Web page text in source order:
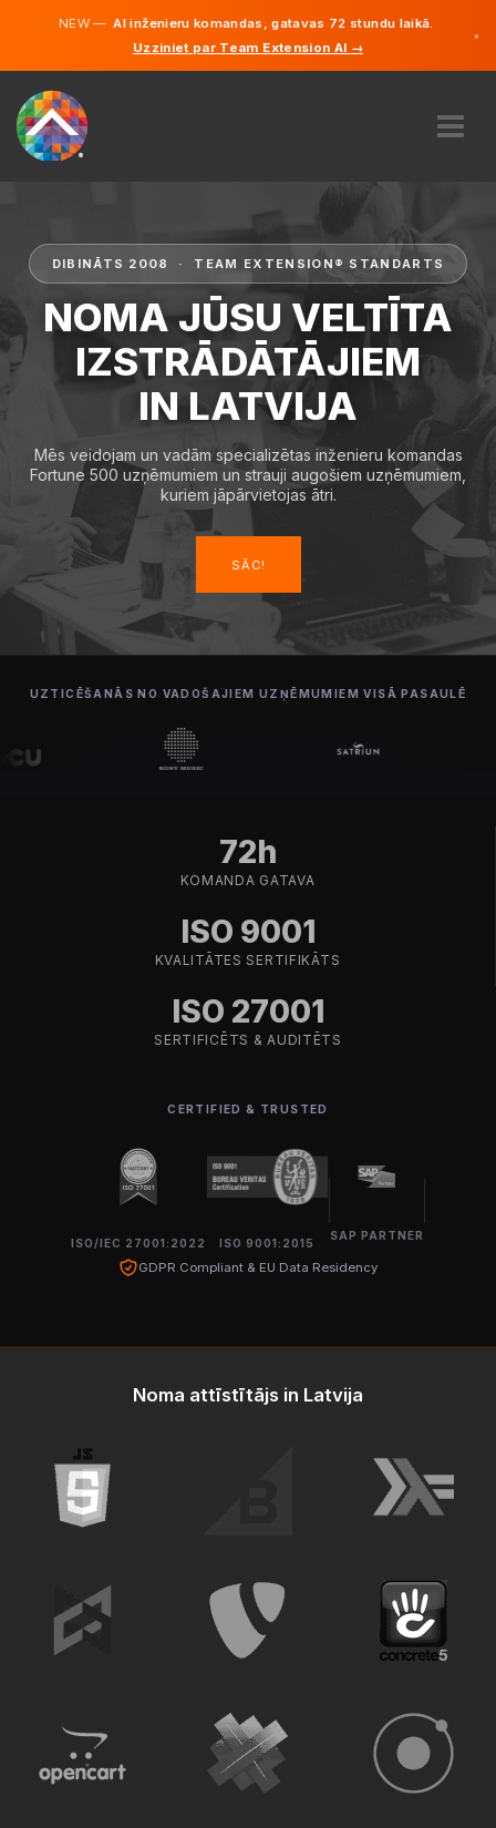
NEW —AI inženieru komandas, gatavas 72 stundu laikā.
Uzziniet par Team Extension AI →
×
KĀ TAS DARBOJAS?
KARJERA
NOLĪGT
LATVIJA
SĀC
Angļu
DIBINĀTS 2008 · TEAM EXTENSION® STANDARTS
NOMA JŪSU VELTĪTA
IZSTRĀDĀTĀJIEM
IN LATVIJA
Mēs veidojam un vadām specializētas inženieru komandas
Fortune 500 uzņēmumiem un strauji augošiem uzņēmumiem,
kuriem jāpārvietojas ātri.
SĀC!
UZTICĒŠANĀS NO VADOŠAJIEM UZŅĒMUMIEM VISĀ PASAULĒ
72h
KOMANDA GATAVA
ISO 9001
KVALITĀTES SERTIFIKĀTS
ISO 27001
SERTIFICĒTS & AUDITĒTS
CERTIFIED & TRUSTED
ISO/IEC 27001:2022 ISO 9001:2015
SAP PARTNER
GDPR Compliant & EU Data Residency
Noma attīstītājs in Latvija